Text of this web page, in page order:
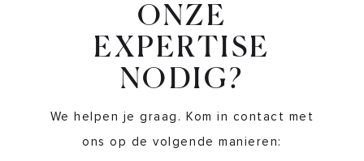
ONZE
EXPERTISE
NODIG?
We helpen je graag. Kom in contact met
ons op de volgende manieren: